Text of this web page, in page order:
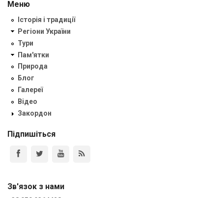
Меню
Історія і традиції
Регіони України
Тури
Пам'ятки
Природа
Блог
Галереї
Відео
Закордон
Підпишіться
Зв'язок з нами